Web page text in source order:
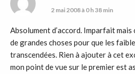
2 mai 2008 à 0 h 38 min
Absolument d’accord. Imparfait
de grandes choses pour que les
transcendées. Rien à ajouter à cet
mon point de vue sur le premier est